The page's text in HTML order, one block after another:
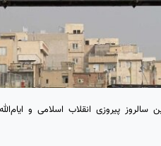
پیروزی انقلاب اسلامی و